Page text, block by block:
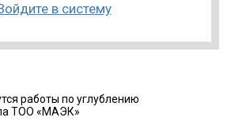
в систему
работы по углублению
ТОО «МАЭК»